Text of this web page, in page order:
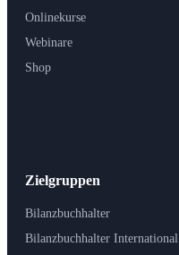
Onlinekurse
Webinare
Shop
Zielgruppen
Bilanzbuchhalter
Bilanzbuchhalter International